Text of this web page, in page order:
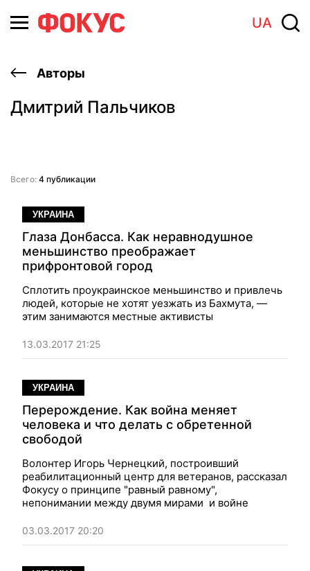
UA
Авторы
Дмитрий Пальчиков
Всего: 4 публикации
УКРАИНА
Глаза Донбасса. Как неравнодушное
меньшинство преображает
прифронтовой город
Сплотить проукраинское меньшинство и привлечь
людей, которые не хотят уезжать из Бахмута, —
этим занимаются местные активисты
13.03.2017 21:25
УКРАИНА
Перерождение. Как война меняет
человека и что делать с обретенной
свободой
Волонтер Игорь Чернецкий, построивший
реабилитационный центр для ветеранов, рассказал
Фокусу о принципе "равный равному",
непонимании между двумя мирами и войне
03.03.2017 20:20